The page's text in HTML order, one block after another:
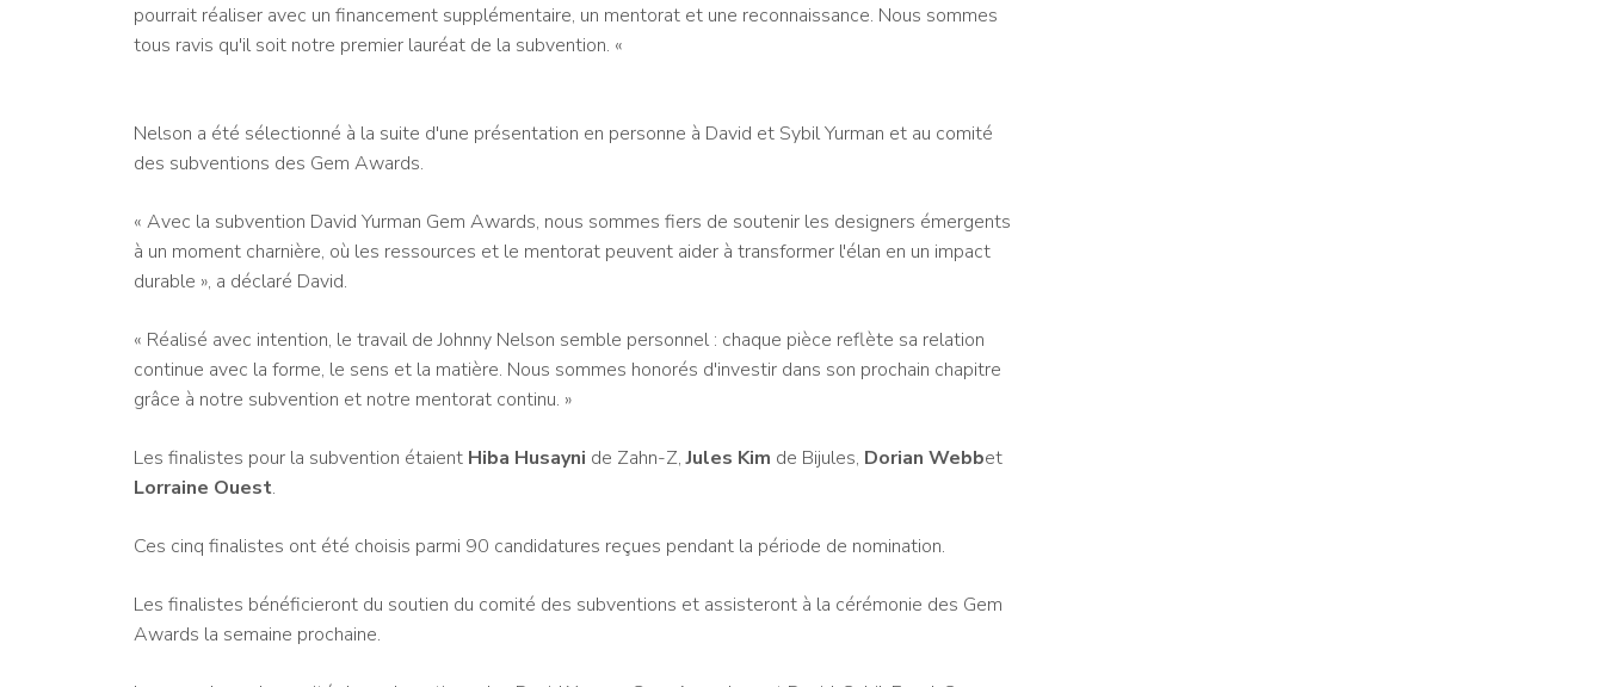
pourrait réaliser avec un financement supplémentaire, un mentorat et une reconnaissance. Nous sommes
tous ravis qu'il soit notre premier lauréat de la subvention. «
Nelson a été sélectionné à la suite d'une présentation en personne à David et Sybil Yurman et au comité
des subventions des Gem Awards.
« Avec la subvention David Yurman Gem Awards, nous sommes fiers de soutenir les designers émergents
à un moment charnière, où les ressources et le mentorat peuvent aider à transformer l'élan en un impact
durable », a déclaré David.
« Réalisé avec intention, le travail de Johnny Nelson semble personnel : chaque pièce reflète sa relation
continue avec la forme, le sens et la matière. Nous sommes honorés d'investir dans son prochain chapitre
grâce à notre subvention et notre mentorat continu. »
Les finalistes pour la subvention étaient Hiba Husayni de Zahn-Z,Jules Kim de Bijules, Dorian Webbet
Lorraine Ouest.
Ces cinq finalistes ont été choisis parmi 90 candidatures reçues pendant la période de nomination.
Les finalistes bénéficieront du soutien du comité des subventions et assisteront à la cérémonie des Gem
Awards la semaine prochaine.